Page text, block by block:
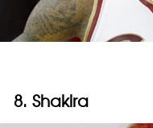
8. Shakira